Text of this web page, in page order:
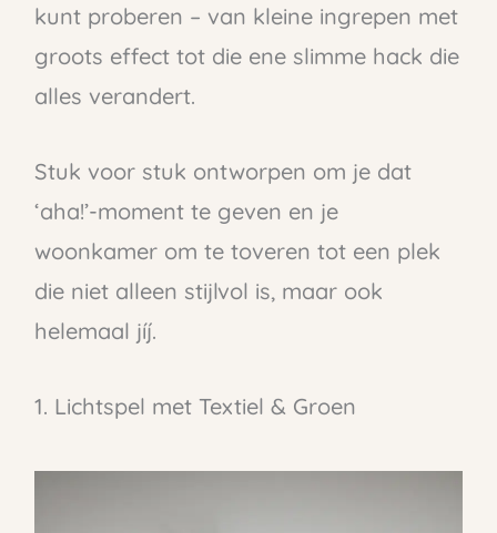
kunt proberen – van kleine ingrepen met
groots effect tot die ene slimme hack die
alles verandert.
Stuk voor stuk ontworpen om je dat
‘aha!’-moment te geven en je
woonkamer om te toveren tot een plek
die niet alleen stijlvol is, maar ook
helemaal jíj.
1. Lichtspel met Textiel & Groen